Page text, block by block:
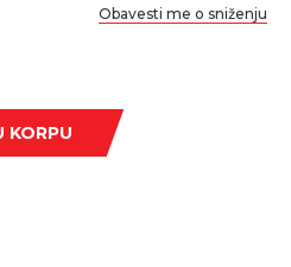
Obavesti me o sniženju
KORPU